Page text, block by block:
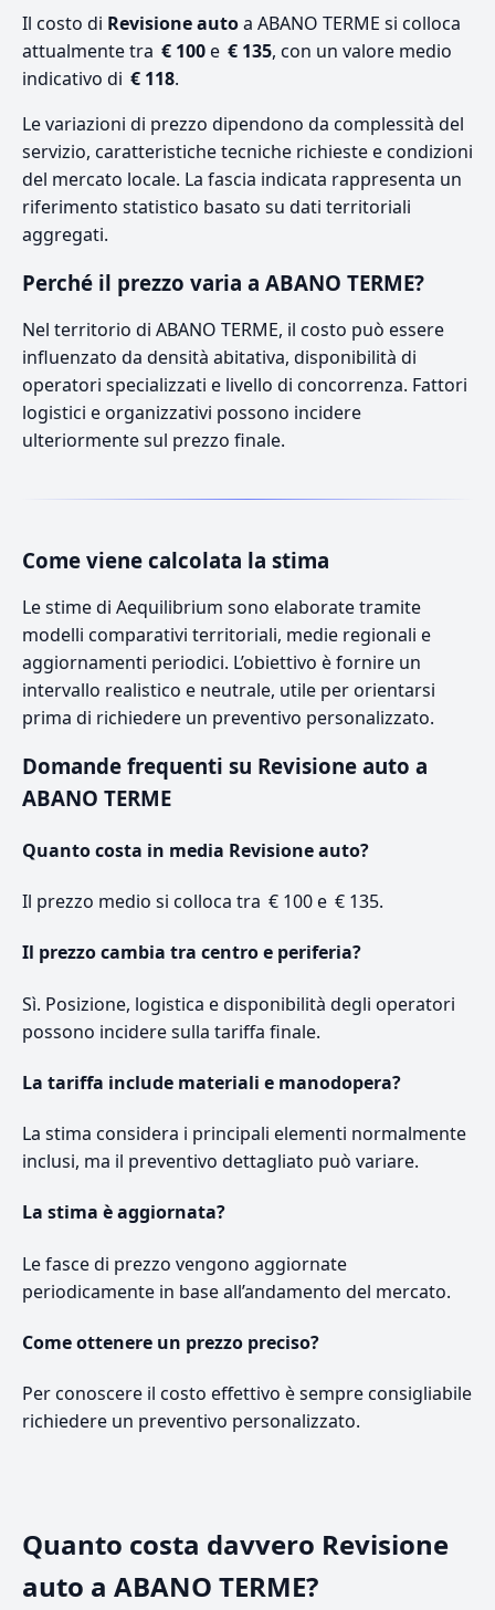
Il costo di Revisione autoa ABANO TERME si colloca
attualmente tra € 100e € 135, con un valore medio
indicativo di € 118.
Le variazioni di prezzo dipendono da complessità del
servizio, caratteristiche tecniche richieste e condizioni
del mercato locale. La fascia indicata rappresenta un
riferimento statistico basato su dati territoriali
aggregati.
Perché il prezzo varia a ABANO TERME?
Nel territorio di ABANO TERME, il costo può essere
influenzato da densità abitativa, disponibilità di
operatori specializzati e livello di concorrenza. Fattori
logistici e organizzativi possono incidere
ulteriormente sul prezzo finale.
Come viene calcolata la stima
Le stime di Aequilibrium sono elaborate tramite
modelli comparativi territoriali, medie regionali e
aggiornamenti periodici. L’obiettivo è fornire un
intervallo realistico e neutrale, utile per orientarsi
prima di richiedere un preventivo personalizzato.
Domande frequenti su Revisione auto a
ABANO TERME
Quanto costa in media Revisione auto?
Il prezzo medio si colloca tra € 100 e € 135.
Il prezzo cambia tra centro e periferia?
Sì. Posizione, logistica e disponibilità degli operatori
possono incidere sulla tariffa finale.
La tariffa include materiali e manodopera?
La stima considera i principali elementi normalmente
inclusi, ma il preventivo dettagliato può variare.
La stima è aggiornata?
Le fasce di prezzo vengono aggiornate
periodicamente in base all’andamento del mercato.
Come ottenere un prezzo preciso?
Per conoscere il costo effettivo è sempre consigliabile
richiedere un preventivo personalizzato.
Quanto costa davvero Revisione
auto a ABANO TERME?